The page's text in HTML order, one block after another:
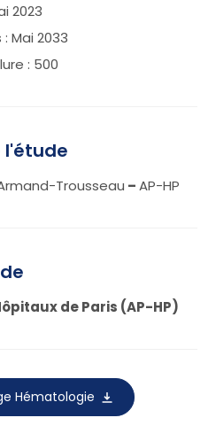
2023
Mai 2033
: 500
l'étude
Trousseau –AP-HP
de Paris (AP-HP)
Hématologie